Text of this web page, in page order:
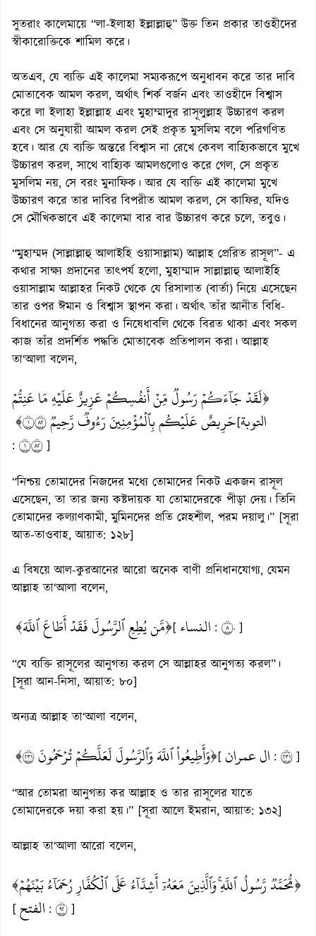
সুতরাং কালেমায়ে “লা-ইলাহা ইল্লাল্লাহু” উক্ত তিন প্রকার তাওহীদের
স্বীকারোক্তিকে শামিল করে।
অতএব, যে ব্যক্তি এই কালেমা সম্যকরূপে অনুধাবন করে তার দাবি
মোতাবেক আমল করল, অর্থাৎ শির্ক বর্জন এবং তাওহীদে বিশ্বাস
করে লা ইলাহা ইল্লাল্লাহ এবং মুহাম্মাদুর রাসূলুল্লাহ উচ্চারণ করল
এবং সে অনুযায়ী আমল করল সেই প্রকৃত মুসলিম বলে পরিগণিত
হবে। আর যে ব্যক্তি অন্তরে বিশ্বাস না রেখে কেবল বাহ্যিকভাবে মুখে
উচ্চারণ করল, সাথে বাহ্যিক আমলগুলোও করে গেল, সে প্রকৃত
মুসলিম নয়, সে বরং মুনাফিক। আর যে ব্যক্তি এই কালেমা মুখে
উচ্চারণ করে তার দাবির বিপরীত আমল করল, সে কাফির, যদিও
সে মৌখিকভাবে এই কালেমা বার বার উচ্চারণ করে চলে, তবুও।
“মুহাম্মদ (সাল্লাল্লাহু আলাইহি ওয়াসাল্লাম) আল্লাহ প্রেরিত রাসূল”- এ
কথার সাক্ষ্য প্রদানের তাৎপর্য হলো, মুহাম্মাদ সাল্লাল্লাহু আলাইহি
ওয়াসাল্লাম আল্লাহর নিকট থেকে যে রিসালাত (বার্তা) নিয়ে এসেছেন
তার ওপর ঈমান ও বিশ্বাস স্থাপন করা। অর্থাৎ তাঁর আনীত বিধি-
বিধানের আনুগত্য করা ও নিষেধাবলি থেকে বিরত থাকা এবং সকল
কাজ তাঁর প্রদর্শিত পদ্ধতি মোতাবেক প্রতিপালন করা। আল্লাহ
তা‘আলা বলেন,
﴿لَقَدۡ جَآءَكُمۡ رَسُولٞ مِّنۡ أَنفُسِكُمۡ عَزِيزٌ عَلَيۡهِ مَا عَنِتُّمۡ
حَرِيصٌ عَلَيۡكُم بِٱلۡمُؤۡمِنِينَ رَءُوفٞ رَّحِيمٞ ١٢٨﴾[التوبة
: ]
“নিশ্চয় তোমাদের নিজদের মধ্যে তোমাদের নিকট একজন রাসূল
এসেছেন, তা তার জন্য কষ্টদায়ক যা তোমাদেরকে পীড়া দেয়। তিনি
তোমাদের কল্যাণকামী, মুমিনদের প্রতি স্নেহশীল, পরম দয়ালু।” [সূরা
আত-তাওবাহ, আয়াত: ১২৮]
এ বিষয়ে আল-কুরআনের আরো অনেক বাণী প্রনিধানযোগ্য, যেমন
আল্লাহ তা‘আলা বলেন,
﴿مَّن يُطِعِ ٱلرَّسُولَ فَقَدۡ أَطَاعَ ٱللَّهَ﴾[ النساء : ]
“যে ব্যক্তি রাসূলের আনুগত্য করল সে আল্লাহর আনুগত্য করল”।
[সূরা আন-নিসা, আয়াত: ৮০]
অন্যত্র আল্লাহ তা‘আলা বলেন,
﴿وَأَطِيعُواْ ٱللَّهَ وَٱلرَّسُولَ لَعَلَّكُمۡ تُرۡحَمُونَ ١٣٢﴾[ ال عمران : ]
“আর তোমরা আনুগত্য কর আল্লাহ ও তার রাসূলের যাতে
তোমাদেরকে দয়া করা হয়।” [সূরা আলে ইমরান, আয়াত: ১৩২]
আল্লাহ তা‘আলা আরো বলেন,
﴿مُّحَمَّدٞ رَّسُولُ ٱللَّهِۚ وَٱلَّذِينَ مَعَهُۥٓ أَشِدَّآءُ عَلَى ٱلۡكُفَّارِ رُحَمَآءُ بَيۡنَهُمۡ﴾
[ الفتح : ]